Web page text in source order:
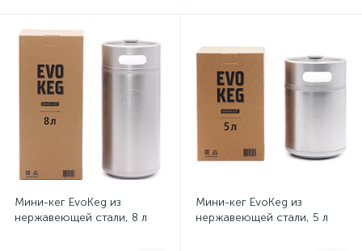
Мини-кег EvoKeg из
нержавеющей стали, 8 л
Мини-кег EvoKeg из
нержавеющей стали, 5 л